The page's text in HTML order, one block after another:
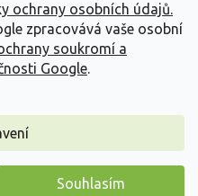
ochrany osobních údajů.
zpracovává vaše osobní
soukromí a
Google.
Souhlasím
Shoptet
Spomyšl
. Všechna práva